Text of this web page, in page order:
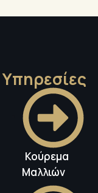
Υπηρεσίες
Κούρεμα
Μαλλιών